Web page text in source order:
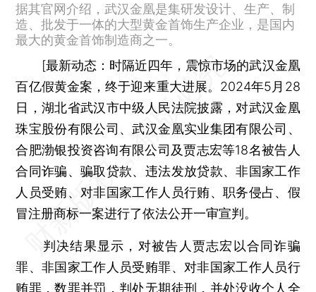
据其官网介绍，武汉金凰是集研发设计、生产、制
造、批发于一体的大型黄金首饰生产企业，是国内
最大的黄金首饰制造商之一。
[最新动态： 时隔近四年，震惊市场的武汉金凰
百亿假黄金案，终于迎来重大进展。2024年5月28
日，湖北省武汉市中级人民法院披露，对武汉金凰
珠宝股份有限公司、武汉金凰实业集团有限公司、
合肥渤银投资咨询有限公司及贾志宏等18名被告人
合同诈骗、骗取贷款、违法发放贷款、非国家工作
人员受贿、对非国家工作人员行贿、职务侵占、假
冒注册商标一案进行了依法公开一审宣判。
判决结果显示，对被告人贾志宏以合同诈骗
罪、非国家工作人员受贿罪、对非国家工作人员行
贿罪，数罪并罚，判处无期徒刑，并处没收个人全